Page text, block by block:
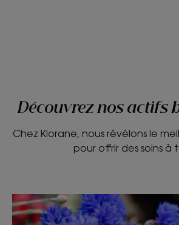
Découvrez nos actifs
Chez Klorane, nous révélons le
pour offrir des soins à